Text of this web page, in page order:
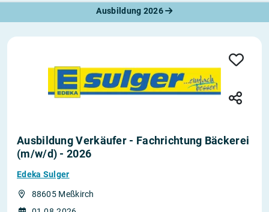
Ausbildung 2026
Ausbildung Verkäufer - Fachrichtung Bäckerei
(m/w/d) - 2026
Edeka Sulger
88605 Meßkirch